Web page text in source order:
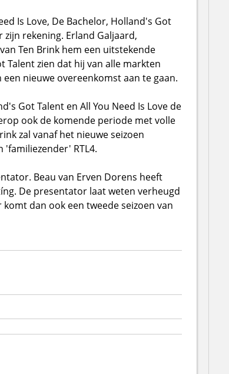
Is Love, De Bachelor, Holland's Got
rekening. Erland Galjaard,
Ten Brink hem een uitstekende
Talent zien dat hij van alle markten
nieuwe overeenkomst aan te gaan.
Got Talent en All You Need Is Love de
ook de komende periode met volle
zal vanaf het nieuwe seizoen
RTL4.
Beau van Erven Dorens heeft
De presentator laat weten verheugd
dan ook een tweede seizoen van